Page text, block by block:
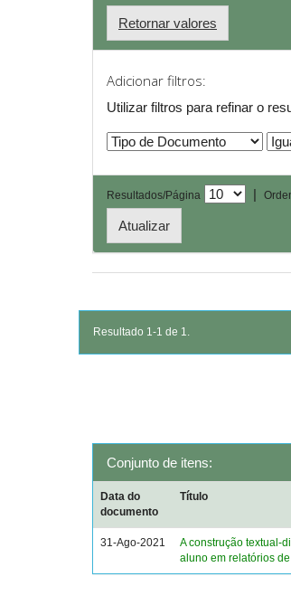
Retornar valores
Adicionar filtros:
Utilizar filtros para refinar o
Resultados/Página |
Resultado 1-1 de 1.
Conjunto de itens:
Data do
documento
Título
31-Ago-2021
A construção textual-
aluno em relatórios